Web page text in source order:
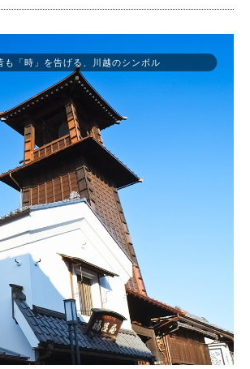
も「時」を告げる、川越のシンボル